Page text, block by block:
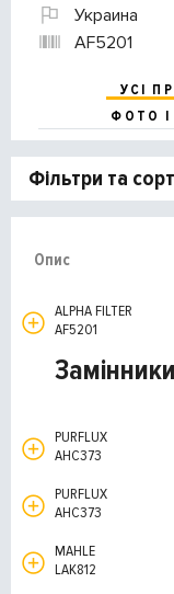
Украина
AF5201
УСІ
ФОТО І
Фільтри та
Опис
ALPHA FILTER
AF5201
PURFLUX
AHC373
PURFLUX
AHC373
MAHLE
LAK812